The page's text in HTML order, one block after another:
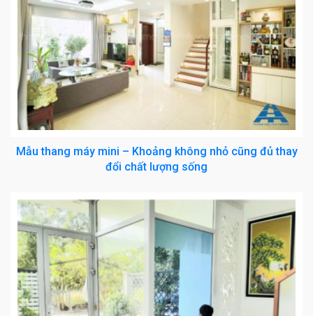
Mẫu thang máy mini – Khoảng không nhỏ cũng đủ thay
đổi chất lượng sống